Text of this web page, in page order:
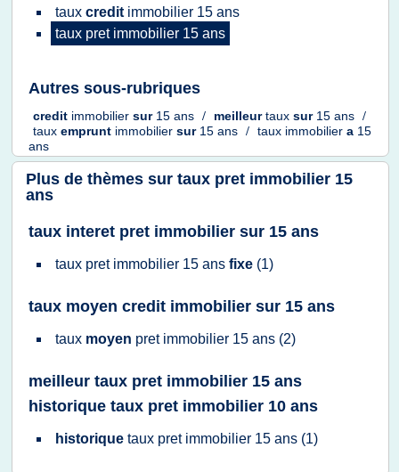
taux credit immobilier 15 ans
taux pret immobilier 15 ans
Autres sous-rubriques
credit immobilier sur 15 ans / meilleurtaux sur 15 ans /
taux emprunt immobilier sur 15 ans / taux immobilier a 15
ans
Plus de thèmes sur taux pret immobilier 15
ans
taux interet pret immobilier sur 15 ans
taux pret immobilier 15 ans fixe (1)
taux moyen credit immobilier sur 15 ans
taux moyen pret immobilier 15 ans (2)
meilleur taux pret immobilier 15 ans
historique taux pret immobilier 10 ans
historique taux pret immobilier 15 ans (1)